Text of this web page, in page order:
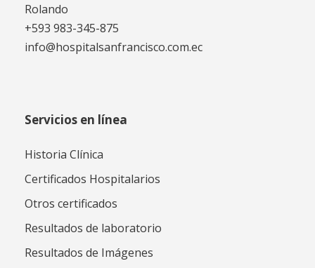
Rolando
+593 983-345-875
info@hospitalsanfrancisco.com.ec
Servicios en línea
Historia Clínica
Certificados Hospitalarios
Otros certificados
Resultados de laboratorio
Resultados de Imágenes